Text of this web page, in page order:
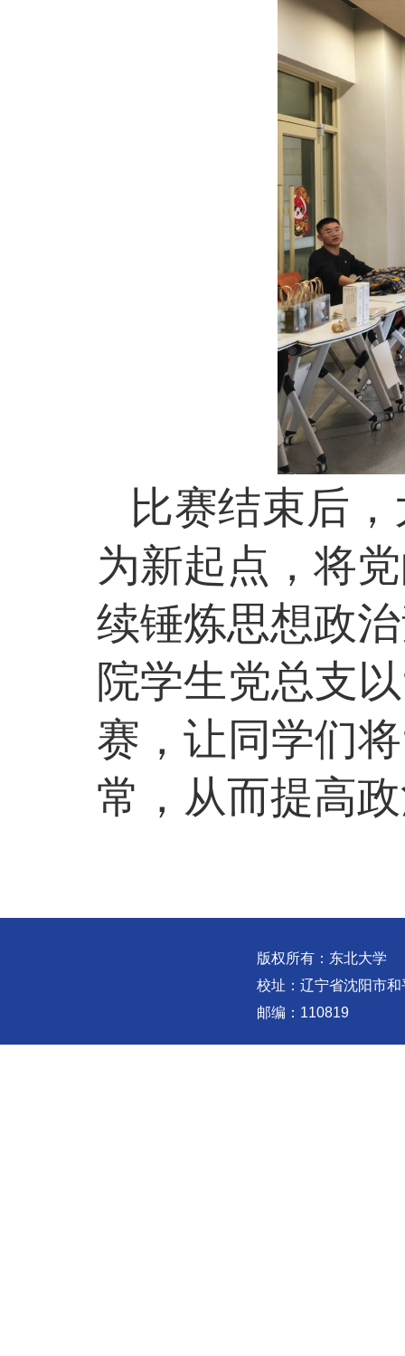
比赛结束后
为新起点， 将
续锤炼思想政
院学生党总支以
赛，让同学们
常，从而提高
版权所有：东北大学
校址：辽宁省沈阳市
邮编：110819